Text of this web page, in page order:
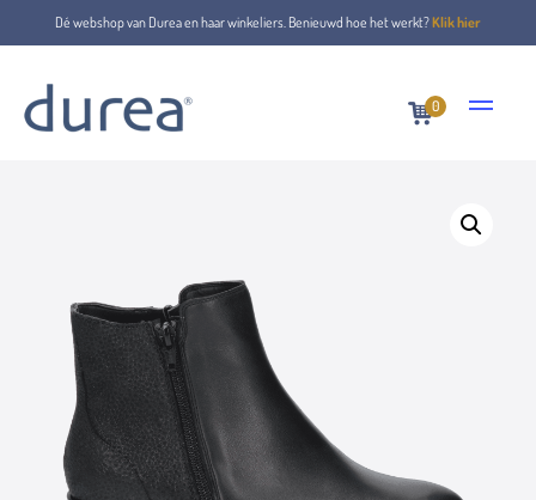
Dé webshop van Durea en haar winkeliers. Benieuwd hoe het werkt?Klik hier
0
Home Ankle boots